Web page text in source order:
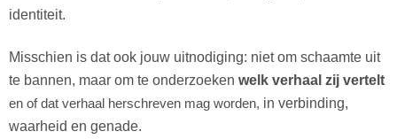
identiteit.
Misschien is dat ook jouw uitnodiging: niet om schaamte uit
te bannen, maar om te onderzoeken welk verhaal zij vertelt
en of dat verhaal herschreven mag worden, in verbinding,
waarheid en genade.